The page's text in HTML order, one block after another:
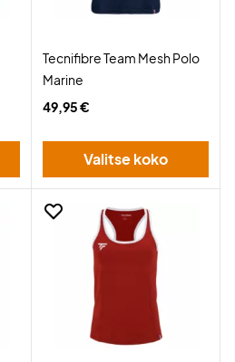
Tecnifibre Team Mesh Polo
Marine
49,95 €
Valitse koko